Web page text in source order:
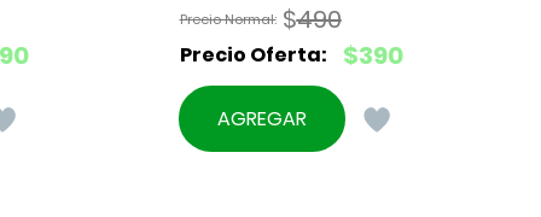
$490
El
precio
original
$390
El
precio
actual
AGREGAR